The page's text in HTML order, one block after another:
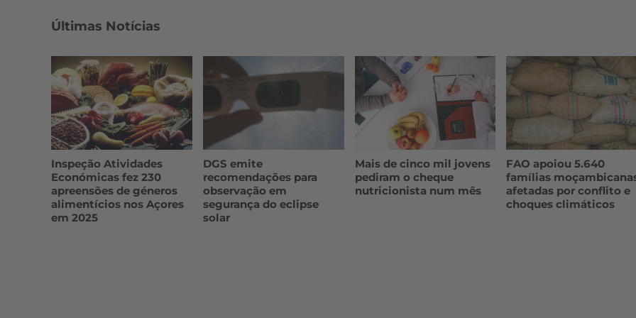
Últimas Notícias
Inspeção Atividades
Económicas fez 230
apreensões de géneros
alimentícios nos Açores
em 2025
DGS emite
recomendações para
observação em
segurança do eclipse
solar
Mais de cinco mil jovens
pediram o cheque
nutricionista num mês
FAO apoiou 5.640
famílias
afetadas por conflito e
choques climáticos